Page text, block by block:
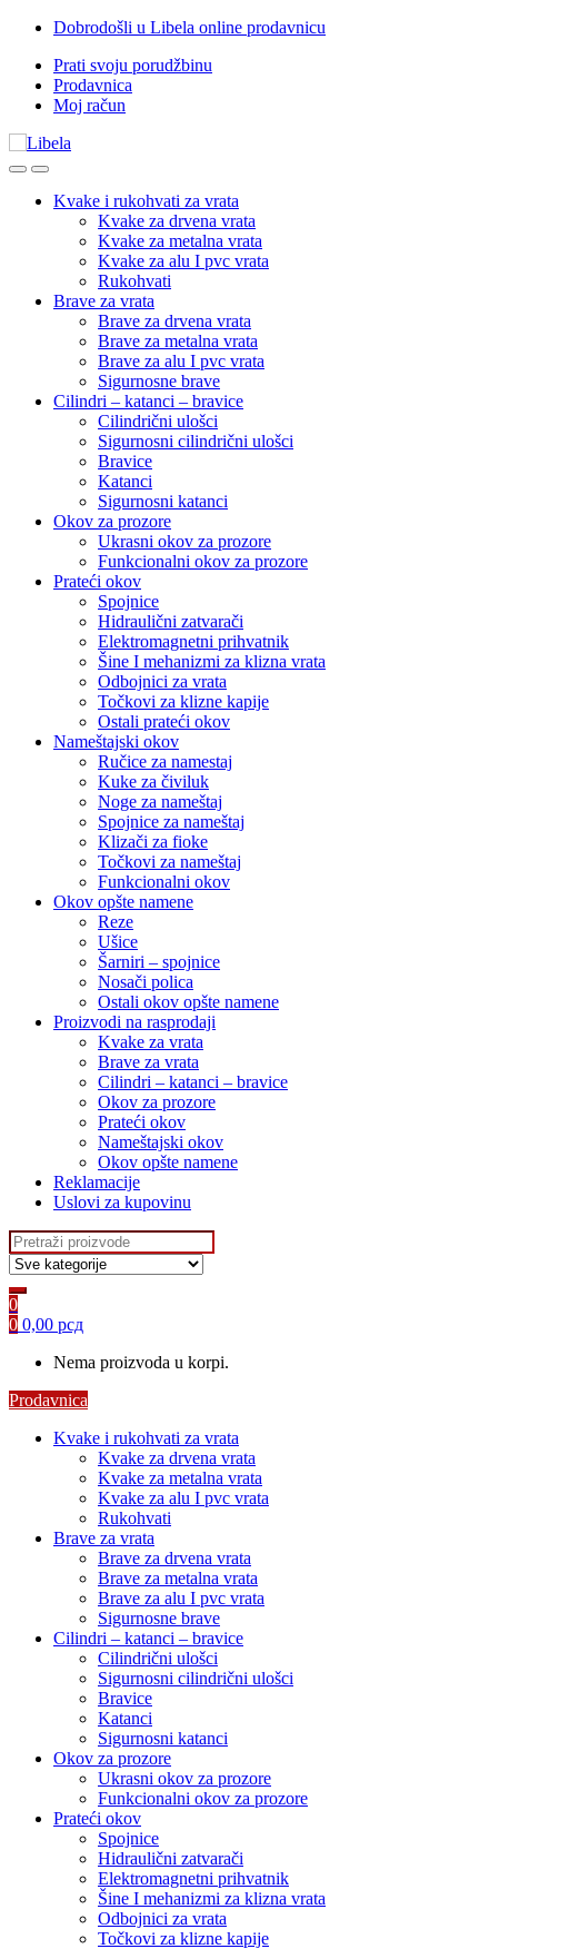
Skip
navigation
Skip
content
Dobrodošli u Libela online prodavnicu
Prati svoju porudžbinu
Prodavnica
Moj račun
OpenClose
Kvake i rukohvati za vrata
Kvake za drvena vrata
Kvake za metalna vrata
Kvake za alu I pvc vrata
Rukohvati
Brave za vrata
Brave za drvena vrata
Brave za metalna vrata
Brave za alu I pvc vrata
Sigurnosne brave
Cilindri – katanci – bravice
Cilindrični ulošci
Sigurnosni cilindrični ulošci
Bravice
Katanci
Sigurnosni katanci
Okov za prozore
Ukrasni okov za prozore
Funkcionalni okov za prozore
Prateći okov
Spojnice
Hidraulični zatvarači
Elektromagnetni prihvatnik
Šine I mehanizmi za klizna vrata
Odbojnici za vrata
Točkovi za klizne kapije
Ostali prateći okov
Nameštajski okov
Ručice za namestaj
Kuke za čiviluk
Noge za nameštaj
Spojnice za nameštaj
Klizači za fioke
Točkovi za nameštaj
Funkcionalni okov
Okov opšte namene
Reze
Ušice
Šarniri – spojnice
Nosači polica
Ostali okov opšte namene
Proizvodi na rasprodaji
Kvake za vrata
Brave za vrata
Cilindri – katanci – bravice
Okov za prozore
Prateći okov
Nameštajski okov
Okov opšte namene
Reklamacije
Uslovi za kupovinu
Search
for:
0
0 0,00 рсд
Nema proizvoda u korpi.
Prodavnica
Kvake i rukohvati za vrata
Kvake za drvena vrata
Kvake za metalna vrata
Kvake za alu I pvc vrata
Rukohvati
Brave za vrata
Brave za drvena vrata
Brave za metalna vrata
Brave za alu I pvc vrata
Sigurnosne brave
Cilindri – katanci – bravice
Cilindrični ulošci
Sigurnosni cilindrični ulošci
Bravice
Katanci
Sigurnosni katanci
Okov za prozore
Ukrasni okov za prozore
Funkcionalni okov za prozore
Prateći okov
Spojnice
Hidraulični zatvarači
Elektromagnetni prihvatnik
Šine I mehanizmi za klizna vrata
Odbojnici za vrata
Točkovi za klizne kapije